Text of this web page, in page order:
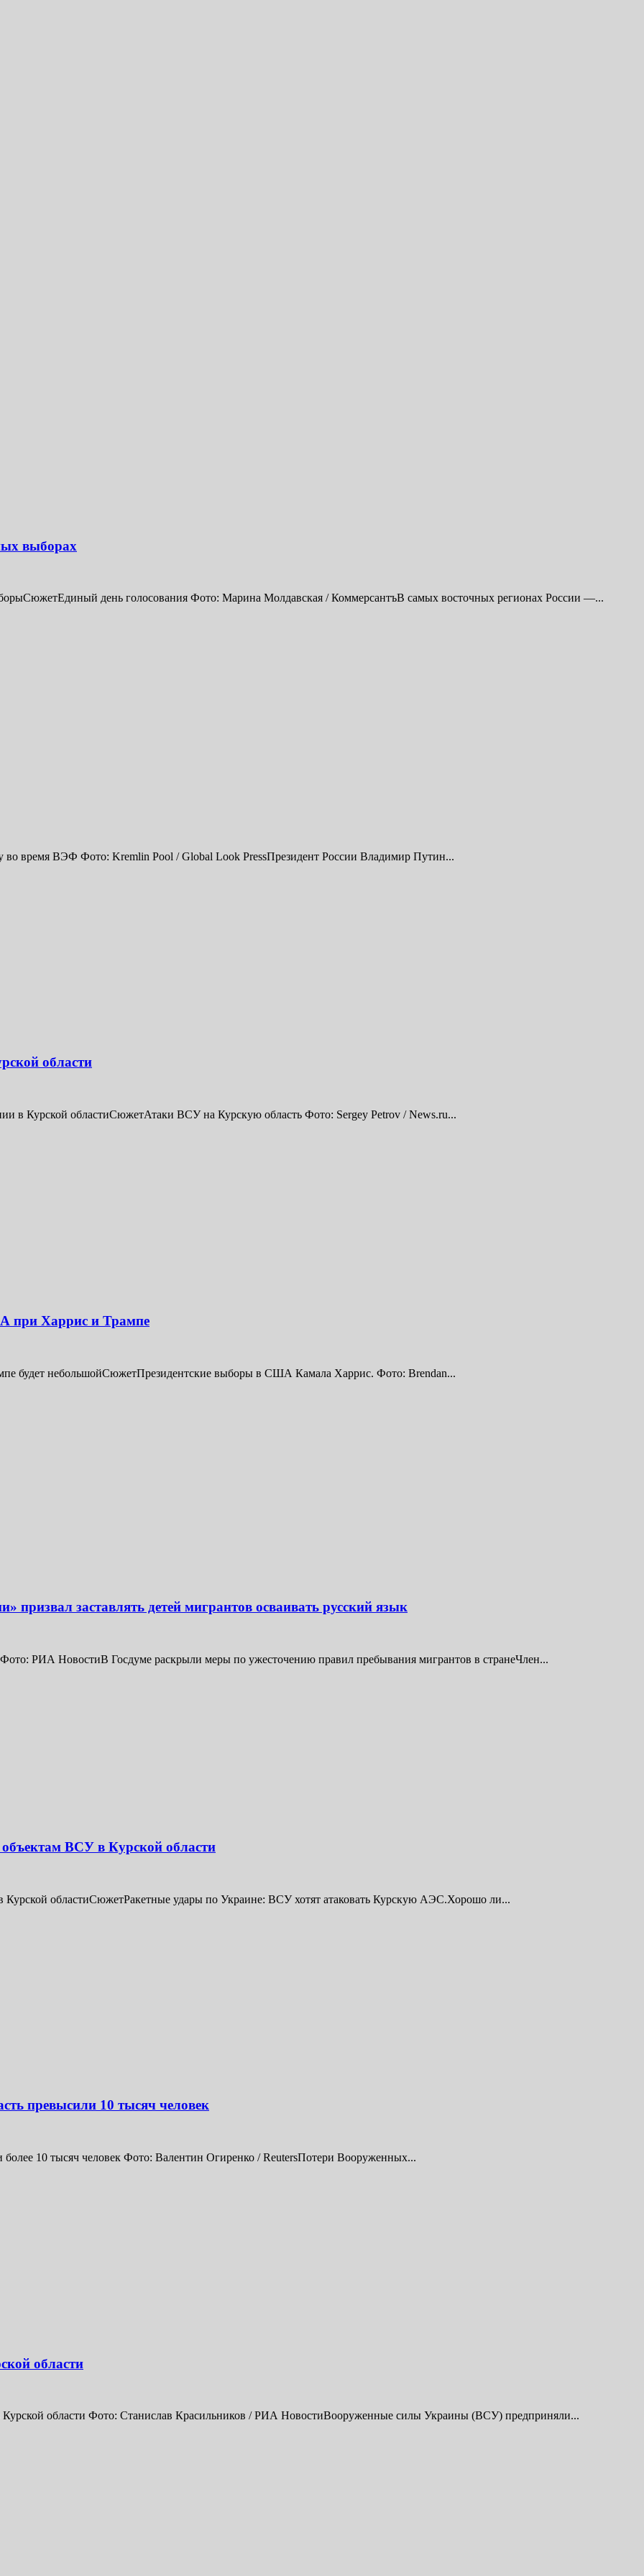
выборах
день голосования Фото: Марина Молдавская / КоммерсантъВ самых восточных регионах России —...
время ВЭФ Фото: Kremlin Pool / Global Look PressПрезидент России Владимир Путин...
области
в Курской областиСюжетАтаки ВСУ на Курскую область Фото: Sergey Petrov / News.ru...
при Харрис и Трампе
будет небольшойСюжетПрезидентские выборы в США Камала Харрис. Фото: Brendan...
призвал заставлять детей мигрантов осваивать русский язык
Фото: РИА НовостиВ Госдуме раскрыли меры по ужесточению правил пребывания мигрантов в странеЧлен...
ВСУ в Курской области
Курской областиСюжетРакетные удары по Украине: ВСУ хотят атаковать Курскую АЭС.Хорошо ли...
превысили 10 тысяч человек
10 тысяч человек Фото: Валентин Огиренко / ReutersПотери Вооруженных...
области
области Фото: Станислав Красильников / РИА НовостиВооруженные силы Украины (ВСУ) предприняли...